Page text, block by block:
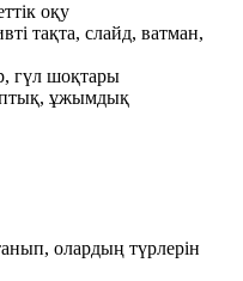
оқу
тақта, слайд, ватман,
гүл шоқтары
ұжымдық
олардың түрлерін